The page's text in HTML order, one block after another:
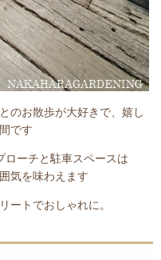
のお散歩が大好きで、嬉し
です
ローチと駐車スペースは
気を味わえます
ートでおしゃれに。